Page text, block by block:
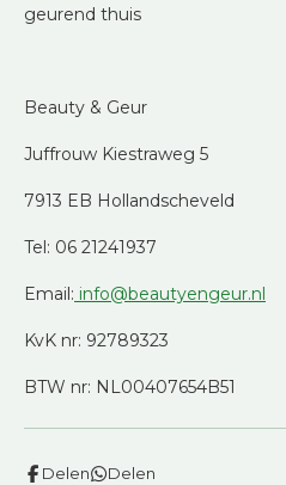
geurend thuis
Beauty & Geur
Juffrouw Kiestraweg 5
7913 EB Hollandscheveld
Tel: 06 21241937
Email: info@beautyengeur.nl
KvK nr: 92789323
BTW nr: NL00407654B51
Delen Delen